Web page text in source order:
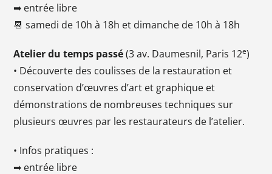
➡ entrée libre
📆 samedi de 10h à 18h et dimanche de 10h à 18h
Atelier du temps passé(3 av. Daumesnil, Paris 12e)
• Découverte des coulisses de la restauration et
conservation d’œuvres d’art et graphique et
démonstrations de nombreuses techniques sur
plusieurs œuvres par les restaurateurs de l’atelier.
• Infos pratiques :
➡ entrée libre